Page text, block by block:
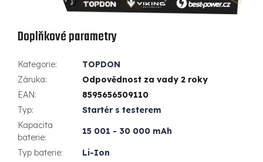
Doplňkové parametry
Kategorie:
TOPDON
Záruka:
Odpovědnost za vady 2 roky
EAN:
8595656509110
Typ:
Startér s testerem
Kapacita
baterie:
15 001 - 30 000 mAh
Typ baterie:
Li-Ion